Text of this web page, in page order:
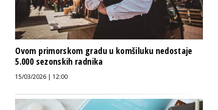
Ovom primorskom gradu u komšiluku nedostaje
5.000 sezonskih radnika
15/03/2026 | 12:00